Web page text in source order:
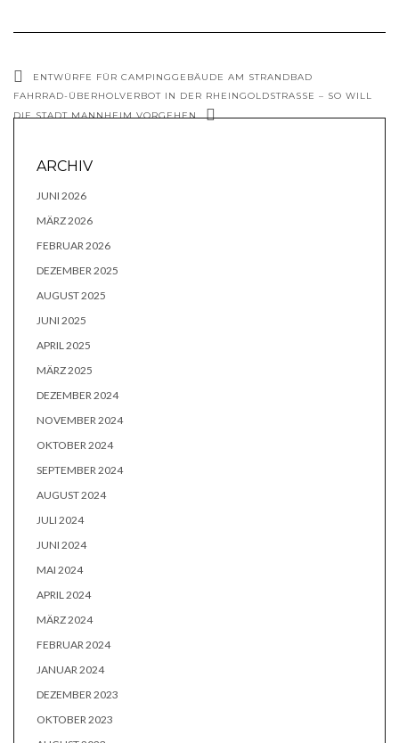
ENTWÜRFE FÜR CAMPINGGEBÄUDE AM STRANDBAD
FAHRRAD-ÜBERHOLVERBOT IN DER RHEINGOLDSTRASSE – SO WILL D
IE STADT MANNHEIM VORGEHEN
ARCHIV
JUNI 2026
MÄRZ 2026
FEBRUAR 2026
DEZEMBER 2025
AUGUST 2025
JUNI 2025
APRIL 2025
MÄRZ 2025
DEZEMBER 2024
NOVEMBER 2024
OKTOBER 2024
SEPTEMBER 2024
AUGUST 2024
JULI 2024
JUNI 2024
MAI 2024
APRIL 2024
MÄRZ 2024
FEBRUAR 2024
JANUAR 2024
DEZEMBER 2023
OKTOBER 2023